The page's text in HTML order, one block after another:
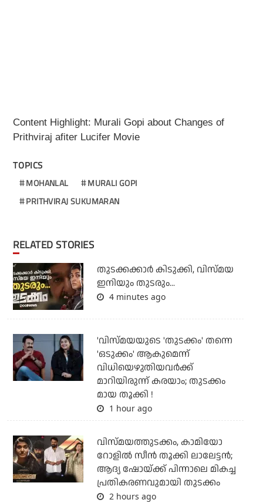
Content Highlight: Murali Gopi about Changes of
Prithviraj afiter Lucifer Movie
TOPICS
MOHANLAL
MURALI GOPI
PRITHVIRAJ SUKUMARAN
RELATED STORIES
തുടക്കക്കാര്‍ കിടുക്കി, വിസ്മയ
ഇനിയും തുടരും...
4 minutes ago
'വിസ്മയയുടെ 'തുടക്കം' തന്നെ
'ഒടുക്കം' ആകുമെന്ന്
വിധിയെഴുതിയവര്‍ക്ക്
മാറിയിരുന്ന് കരയാം; തുടക്കം
മായ തൂക്കി !
1 hour ago
വിസ്മയത്തുടക്കം, കാമിയോ
റോളില്‍ സീന്‍ തൂക്കി ലാലേട്ടന്‍;
ആദ്യ ഷോയ്ക്ക് പിന്നാലെ മികച്ച
പ്രതികരണവുമായി തുടക്കം
2 hours ago